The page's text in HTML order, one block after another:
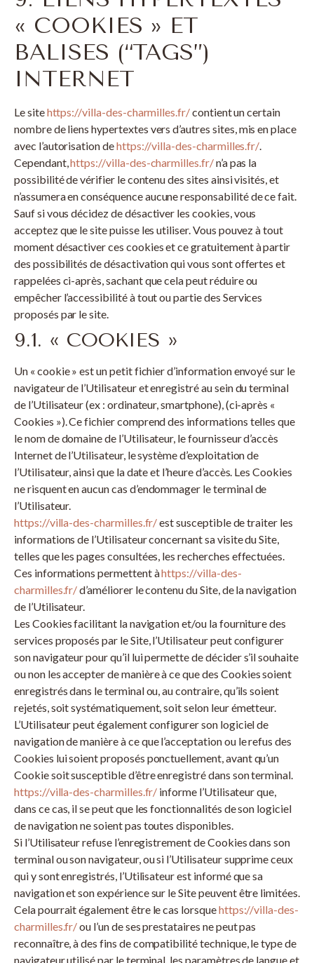
« COOKIES » ET
BALISES (“TAGS”)
INTERNET
Le sitehttps://villa-des-charmilles.fr/contient un certain
nombre de liens hypertextes vers d’autres sites, mis en place
avec l’autorisation dehttps://villa-des-charmilles.fr/
Cependant,https://villa-des-charmilles.fr/n’a pas la
possibilité de vérifier le contenu des sites ainsi visités, et
n’assumera en conséquence aucune responsabilité de ce fait.
Sauf si vous décidez de désactiver les cookies, vous
acceptez que le site puisse les utiliser. Vous pouvez à tout
moment désactiver ces cookies et ce gratuitement à partir
des possibilités de désactivation qui vous sont offertes et
rappelées ci-après, sachant que cela peut réduire ou
empêcher l’accessibilité à tout ou partie des Services
proposés par le site.
9.1. « COOKIES »
Un « cookie » est un petit fichier d’information envoyé sur le
navigateur de l’Utilisateur et enregistré au sein du terminal
de l’Utilisateur (ex : ordinateur, smartphone), (ci-après «
Cookies »). Ce fichier comprend des informations telles que
le nom de domaine de l’Utilisateur, le fournisseur d’accès
Internet de l’Utilisateur, le système d’exploitation de
l’Utilisateur, ainsi que la date et l’heure d’accès. Les Cookies
ne risquent en aucun cas d’endommager le terminal de
l’Utilisateur.
https://villa-des-charmilles.fr/est susceptible de traiter les
informations de l’Utilisateur concernant sa visite du Site,
telles que les pages consultées, les recherches effectuées.
Ces informations permettent àhttps://villa-des-
charmilles.fr/d’améliorer le contenu du Site, de la navigation
de l’Utilisateur.
Les Cookies facilitant la navigation et/ou la fourniture des
services proposés par le Site, l’Utilisateur peut configurer
son navigateur pour qu’il lui permette de décider s’il souhaite
ou non les accepter de manière à ce que des Cookies soient
enregistrés dans le terminal ou, au contraire, qu’ils soient
rejetés, soit systématiquement, soit selon leur émetteur.
L’Utilisateur peut également configurer son logiciel de
navigation de manière à ce que l’acceptation ou le refus des
Cookies lui soient proposés ponctuellement, avant qu’un
Cookie soit susceptible d’être enregistré dans son terminal.
https://villa-des-charmilles.fr/ informe l’Utilisateur que,
dans ce cas, il se peut que les fonctionnalités de son logiciel
de navigation ne soient pas toutes disponibles.
Si l’Utilisateur refuse l’enregistrement de Cookies dans son
terminal ou son navigateur, ou si l’Utilisateur supprime ceux
qui y sont enregistrés, l’Utilisateur est informé que sa
navigation et son expérience sur le Site peuvent être limitées.
Cela pourrait également être le cas lorsquehttps://villa-des-
charmilles.fr/ou l’un de ses prestataires ne peut pas
reconnaître, à des fins de compatibilité technique, le type de
navigateur utilisé par le terminal, les paramètres de langue et